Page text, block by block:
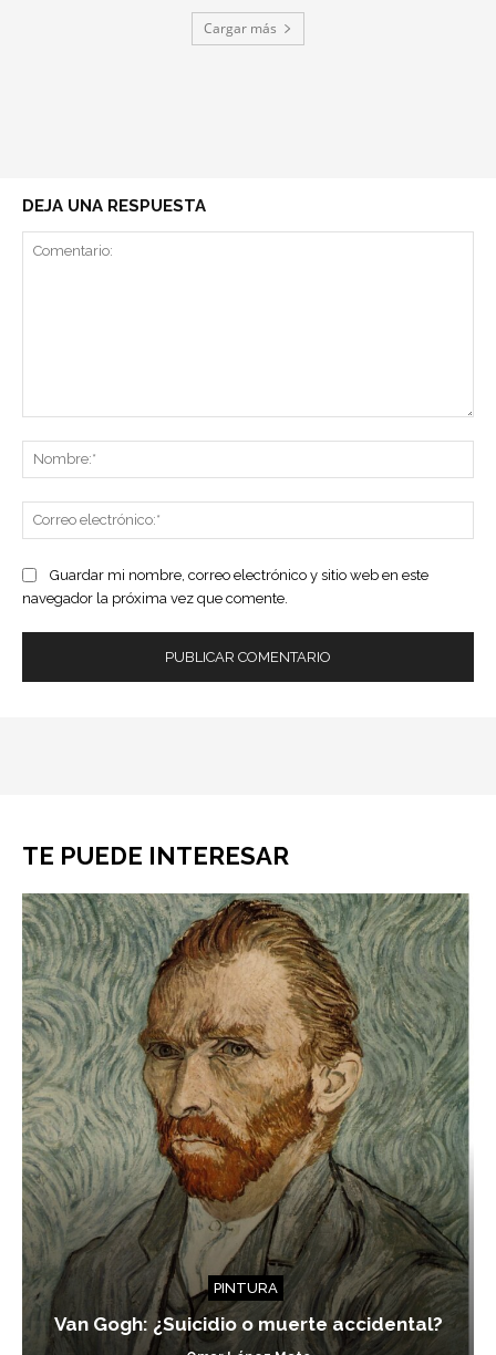
Cargar más
DEJA UNA RESPUESTA
Guardar mi nombre, correo electrónico y sitio web en este
navegador la próxima vez que comente.
TE PUEDE INTERESAR
PINTURA
Van Gogh: ¿Suicidio o muerte accidental?